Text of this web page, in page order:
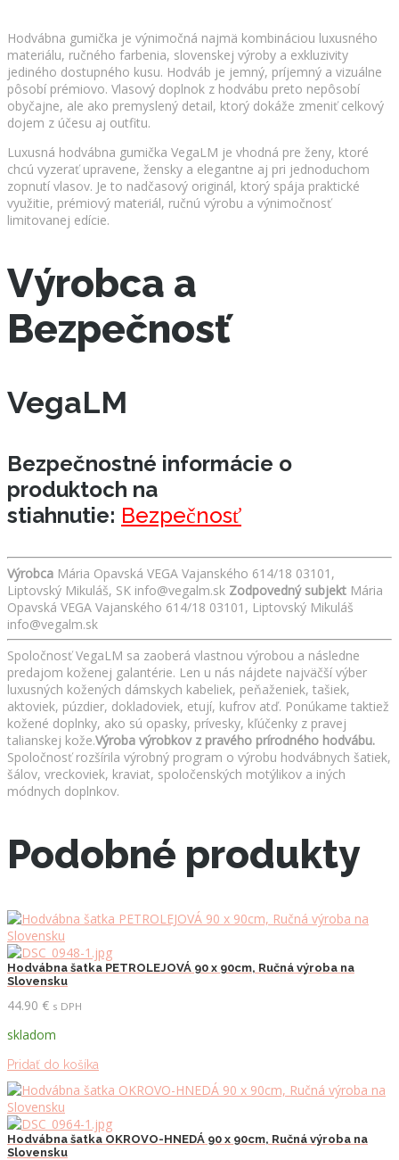
Hodvábna gumička je výnimočná najmä kombináciou luxusného
materiálu, ručného farbenia, slovenskej výroby a exkluzivity
jediného dostupného kusu. Hodváb je jemný, príjemný a vizuálne
pôsobí prémiovo. Vlasový doplnok z hodvábu preto nepôsobí
obyčajne, ale ako premyslený detail, ktorý dokáže zmeniť celkový
dojem z účesu aj outfitu.
Luxusná hodvábna gumička VegaLM je vhodná pre ženy, ktoré
chcú vyzerať upravene, žensky a elegantne aj pri jednoduchom
zopnutí vlasov. Je to nadčasový originál, ktorý spája praktické
využitie, prémiový materiál, ručnú výrobu a výnimočnosť
limitovanej edície.
Výrobca a
Bezpečnosť
VegaLM
Bezpečnostné informácie o
produktoch na
stiahnutie: Bezpečnosť
Výrobca Mária Opavská VEGA Vajanského 614/18 03101,
Liptovský Mikuláš, SK info@vegalm.sk Zodpovedný subjekt Mária
Opavská VEGA Vajanského 614/18 03101, Liptovský Mikuláš
info@vegalm.sk
Spoločnosť VegaLM sa zaoberá vlastnou výrobou a následne
predajom koženej galantérie. Len u nás nájdete najväčší výber
luxusných kožených dámskych kabeliek, peňaženiek, tašiek,
aktoviek, púzdier, dokladoviek, etují, kufrov atď. Ponúkame taktiež
kožené doplnky, ako sú opasky, prívesky, kľúčenky z pravej
talianskej kože.Výroba výrobkov z pravého prírodného hodvábu.
Spoločnosť rozšírila výrobný program o výrobu hodvábnych šatiek,
šálov, vreckoviek, kraviat, spoločenských motýlikov a iných
módnych doplnkov.
Podobné produkty
Hodvábna šatka PETROLEJOVÁ 90 x 90cm, Ručná výroba na
Slovensku
44.90 € s DPH
skladom
Pridať do košíka
Hodvábna šatka OKROVO-HNEDÁ 90 x 90cm, Ručná výroba na
Slovensku